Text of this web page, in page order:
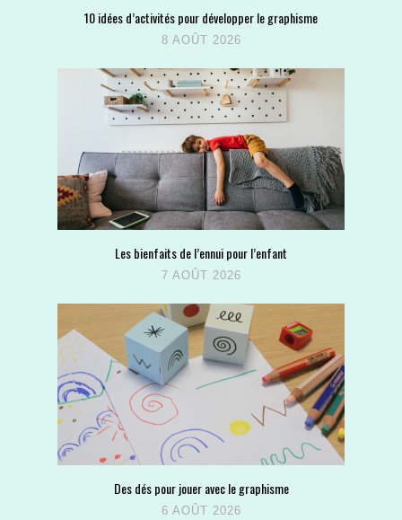
10 idées d’activités pour développer le graphisme
8 AOÛT 2026
Les bienfaits de l’ennui pour l’enfant
7 AOÛT 2026
Des dés pour jouer avec le graphisme
6 AOÛT 2026